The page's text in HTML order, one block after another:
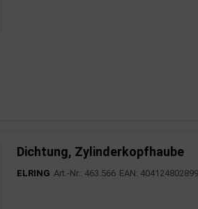
Dichtung, Zylinderkopfhaube
ELRING Art.-Nr.: 463.566 EAN: